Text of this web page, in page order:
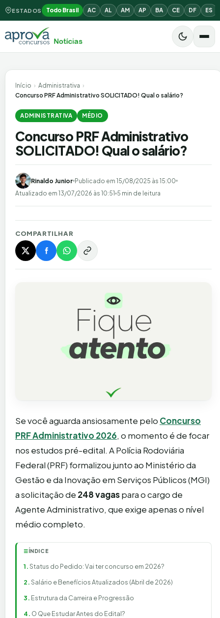
ESTADOS Todo Brasil AC AL AM AP BA CE DF ES
Início › Administrativa ›
Concurso PRF Administrativo SOLICITADO! Qual o salário?
ADMINISTRATIVA MÉDIO
Concurso PRF Administrativo
SOLICITADO! Qual o salário?
Rinaldo Junior Publicado em 15/08/2025 às 15:00
Atualizado em 13/07/2026 às 10:51 5 min de leitura
COMPARTILHAR
Se você aguarda ansiosamente pelo Concurso
PRF Administrativo 2026, o momento é de focar
nos estudos pré-edital. A Polícia Rodoviária
Federal (PRF) formalizou junto ao Ministério da
Gestão e da Inovação em Serviços Públicos (MGI)
a solicitação de 248 vagaspara o cargo de
Agente Administrativo, que exige apenas o nível
médio completo.
☰ÍNDICE
Status do Pedido: Vai ter concurso em 2026?
Salário e Benefícios Atualizados (Abril de 2026)
Estrutura da Carreira e Progressão
O Que Estudar Antes do Edital?